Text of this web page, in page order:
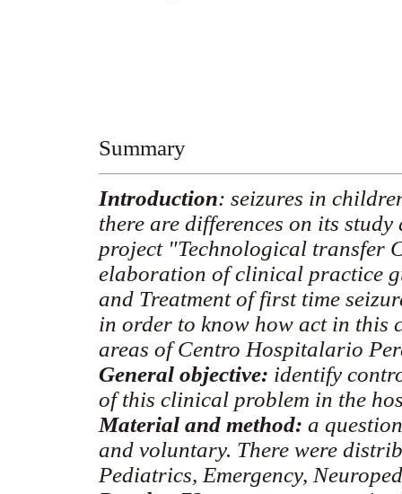
Summary
Introduction: seizures in
there are differences on its
project "Technological transfer
elaboration of clinical practice
and Treatment of first time
in order to know how act in this
areas of Centro Hospitalario
General objective: identify
of this clinical problem in the
Material and method: a
and voluntary. There were
Pediatrics, Emergency,